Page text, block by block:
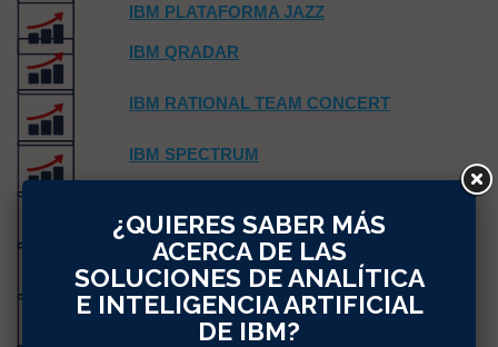
IBM PLATAFORMA JAZZ
IBM QRADAR
IBM RATIONAL TEAM CONCERT
IBM SPECTRUM
IBM VERSE
IBM WATSON ANALYTICS
¿QUIERES SABER MÁS
ACERCA DE LAS
SOLUCIONES DE ANALÍTICA
E INTELIGENCIA ARTIFICIAL
DE IBM?